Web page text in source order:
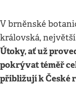
V brněnské
královská,
Útoky, ať už
pokrývat téměř
přibližují k České